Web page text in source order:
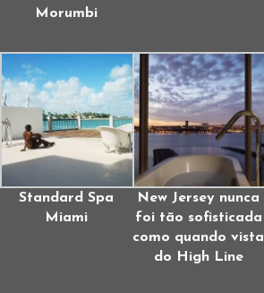
Morumbi
Standard Spa
Miami
New Jersey nunca
foi tão sofisticada
como quando vista
do High Line